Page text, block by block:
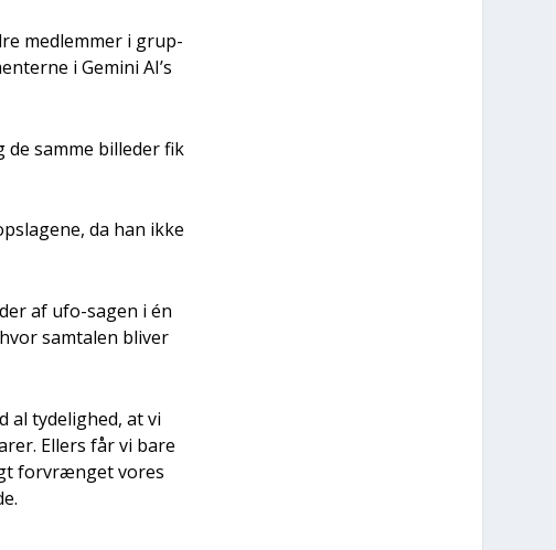
med­lem­mer i grup­
i Gemi­ni AI’s
de sam­me bil­le­der fik
da han ikke
af ufo-sagen i én
sam­ta­len bli­ver
al tyde­lig­hed, at vi
Ellers får vi bare
forvræn­get vores